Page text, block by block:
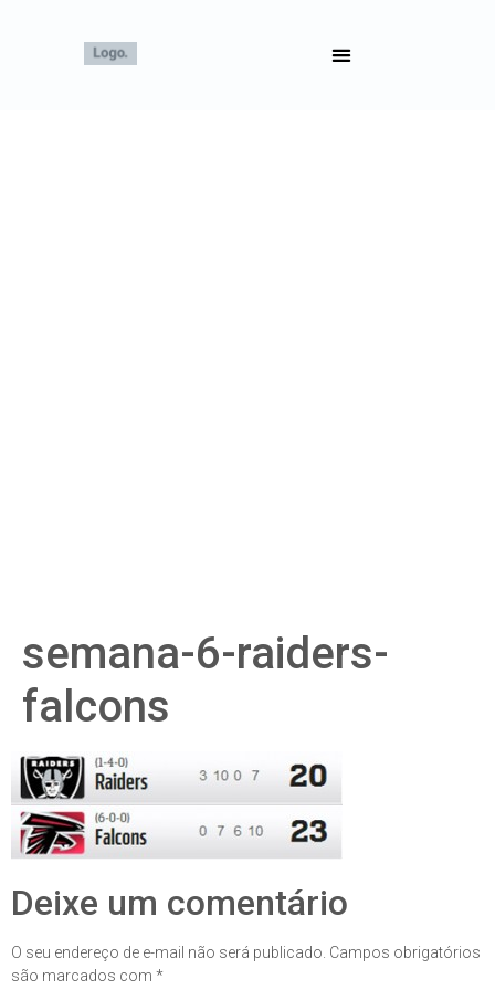
semana-6-raiders-
falcons
Deixe um comentário
O seu endereço de e-mail não será publicado. Campos obrigatórios
são marcados com *